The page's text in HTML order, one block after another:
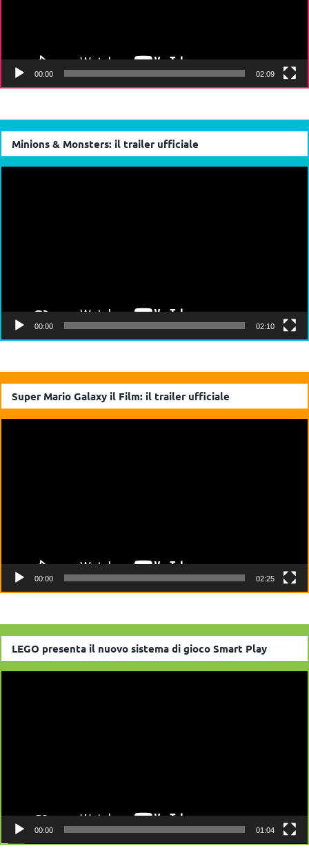
00:00 02:09
Minions & Monsters: il trailer ufficiale
00:00 02:10
Super Mario Galaxy il Film: il trailer ufficiale
00:00 02:25
LEGO presenta il nuovo sistema di gioco Smart Play
00:00 01:04